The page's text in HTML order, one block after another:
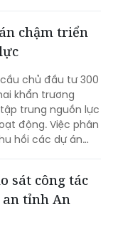
triển kinh tế -
chậm triển
cầu chủ đầu tư 300
khẩn trương
trung nguồn lực
động. Việc phân
hồi các dự án
thủ đô
sát công tác
an tỉnh An